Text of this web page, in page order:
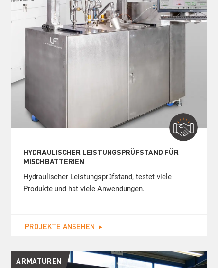
HYDRAULISCHER LEISTUNGSPRÜFSTAND FÜR
MISCHBATTERIEN
Hydraulischer Leistungsprüfstand, testet viele
Produkte und hat viele Anwendungen.
PROJEKTE ANSEHEN
ARMATUREN